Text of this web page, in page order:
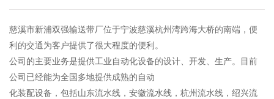
慈溪市新浦双强输送带厂位于宁波慈溪杭州湾跨海大桥的南端，便
利的交通为客户提供了很大程度的便利。
公司的主要业务是提供工业自动化设备的设计、开发、生产。目前
公司已经能为全国多地提供成熟的自动
化装配设备，包括山东流水线，安徽流水线，杭州流水线，绍兴流